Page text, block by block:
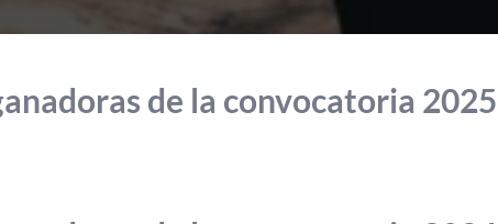
de la convocatoria 2025